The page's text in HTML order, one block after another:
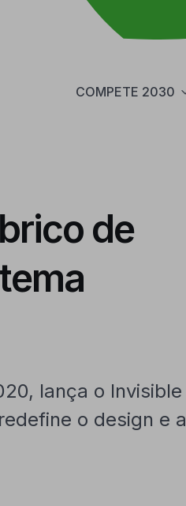
COMPETE 2030
de
lança o Invisible
o design e a